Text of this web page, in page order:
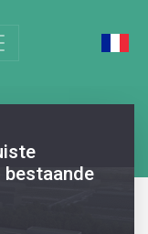
bestaande